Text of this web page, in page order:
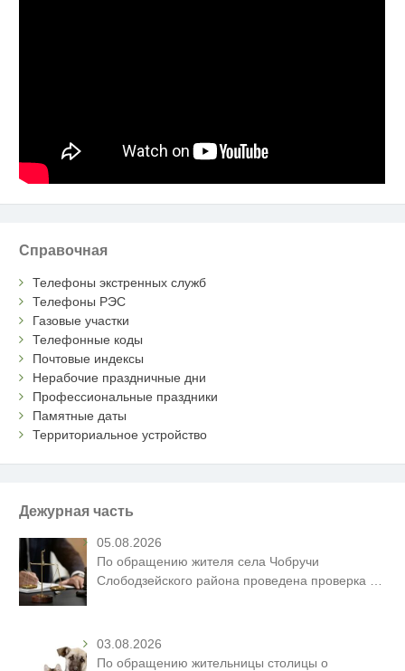
Справочная
Телефоны экстренных служб
Телефоны РЭС
Газовые участки
Телефонные коды
Почтовые индексы
Нерабочие праздничные дни
Профессиональные праздники
Памятные даты
Территориальное устройство
Дежурная часть
05.08.2026
По обращению жителя села Чобручи
Слободзейского района проведена проверка …
03.08.2026
По обращению жительницы столицы о